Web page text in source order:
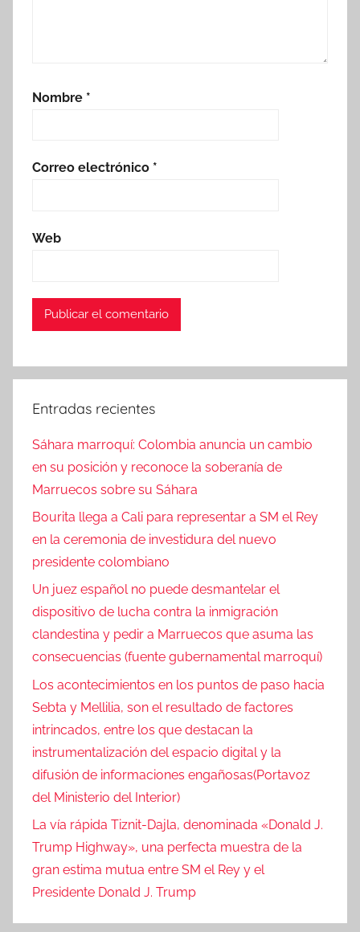
Nombre *
Correo electrónico *
Web
Entradas recientes
Sáhara marroquí: Colombia anuncia un cambio
en su posición y reconoce la soberanía de
Marruecos sobre su Sáhara
Bourita llega a Cali para representar a SM el Rey
en la ceremonia de investidura del nuevo
presidente colombiano
Un juez español no puede desmantelar el
dispositivo de lucha contra la inmigración
clandestina y pedir a Marruecos que asuma las
consecuencias (fuente gubernamental marroquí)
Los acontecimientos en los puntos de paso hacia
Sebta y Mellilia, son el resultado de factores
intrincados, entre los que destacan la
instrumentalización del espacio digital y la
difusión de informaciones engañosas(Portavoz
del Ministerio del Interior)
La vía rápida Tiznit-Dajla, denominada «Donald J.
Trump Highway», una perfecta muestra de la
gran estima mutua entre SM el Rey y el
Presidente Donald J. Trump